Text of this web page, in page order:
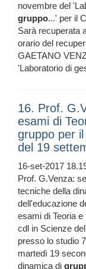
novembre del
gruppo...' per il
Sarà recuperata
orario del
GAETANO
'Laboratorio di
16. Prof.
esami di
gruppo per
del 19
16-set-2017
Prof. G.Venza:
tecniche della
dell'educazione
esami di Teoria
cdl in Scienze
presso lo studio
martedì 19
dinamica di